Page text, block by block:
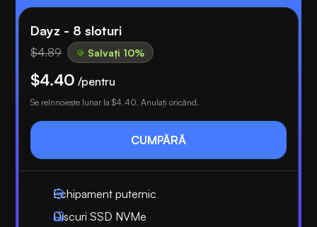
Dayz - 8 sloturi
$4.89 Salvați 10%
$4.40 /pentru
Se reînnoiește lunar la $4.40 . Anulați oricând.
CUMPĂRĂ
Echipament puternic
Discuri SSD NVMe